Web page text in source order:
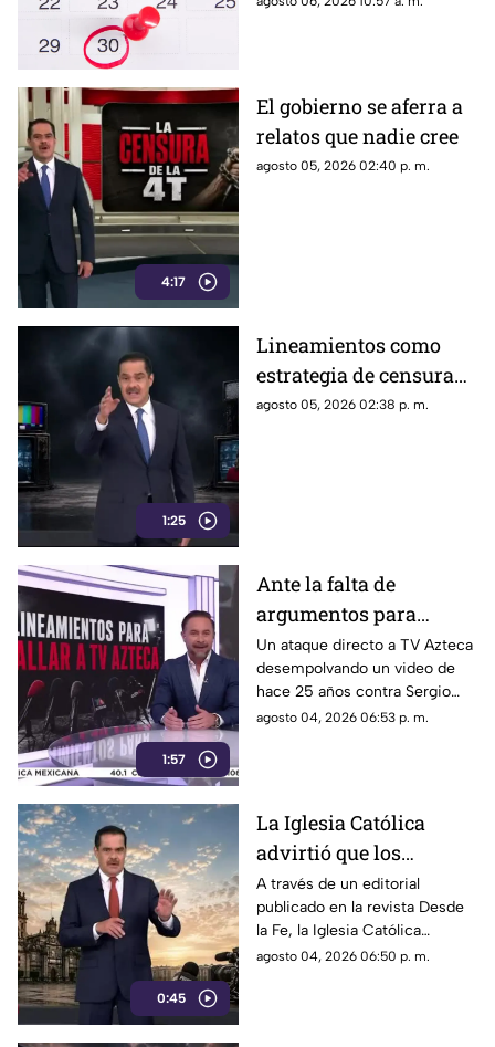
4:17
El gobierno se aferra a
relatos que nadie cree
agosto 05, 2026 02:40 p. m.
1:25
Lineamientos como
estrategia de censura
contra los ciudadanos
agosto 05, 2026 02:38 p. m.
1:57
Ante la falta de
argumentos para
justificar lineamientos
diseñados para
censurar, el Gobierno
recurrió a la
Un ataque directo a TV Azteca
desempolvando un video de
hace 25 años contra Sergio
Sarmiento. No es una disputa
agosto 04, 2026 06:53 p. m.
0:45
La Iglesia Católica
advirtió que los
lineamientos para la
defensa de las
audiencias podrían
convertirse en un
A través de un editorial
publicado en la revista Desde
la Fe, la Iglesia Católica
advirtió que los lineamientos
agosto 04, 2026 06:50 p. m.